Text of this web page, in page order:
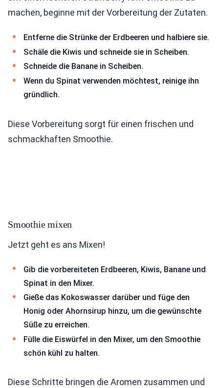
machen, beginne mit der Vorbereitung der Zutaten.
Entferne die Strünke der Erdbeeren und halbiere sie.
Schäle die Kiwis und schneide sie in Scheiben.
Schneide die Banane in Scheiben.
Wenn du Spinat verwenden möchtest, reinige ihn
gründlich.
Diese Vorbereitung sorgt für einen frischen und
schmackhaften Smoothie.
Smoothie mixen
Jetzt geht es ans Mixen!
Gib die vorbereiteten Erdbeeren, Kiwis, Banane und
Spinat in den Mixer.
Gieße das Kokoswasser darüber und füge den
Honig oder Ahornsirup hinzu, um die gewünschte
Süße zu erreichen.
Fülle die Eiswürfel in den Mixer, um den Smoothie
schön kühl zu halten.
Diese Schritte bringen die Aromen zusammen und